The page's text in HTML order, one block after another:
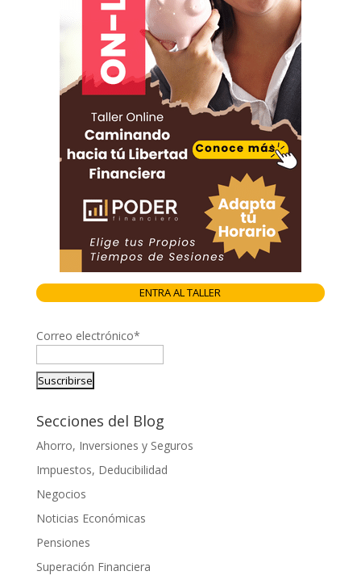
ENTRA AL TALLER
Correo electrónico*
Secciones del Blog
Ahorro, Inversiones y Seguros
Impuestos, Deducibilidad
Negocios
Noticias Económicas
Pensiones
Superación Financiera